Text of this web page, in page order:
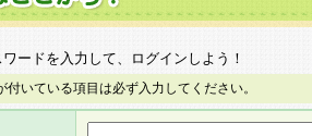
ードを入力して、ログインしよう！
付いている項目は必ず入力してください。